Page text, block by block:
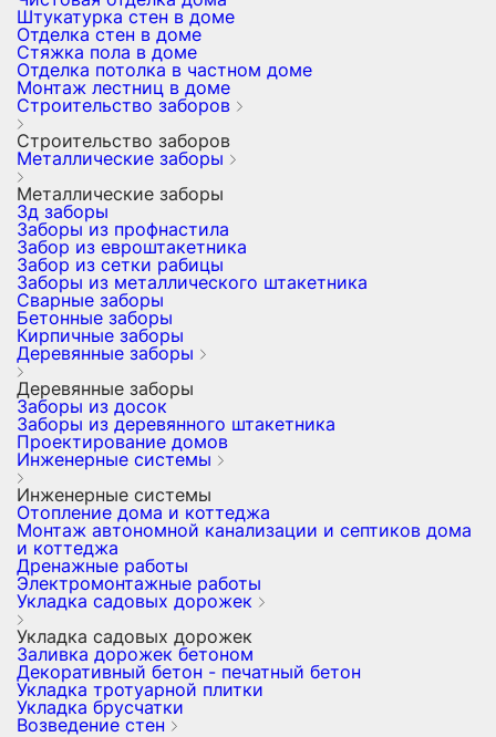
Штукатурка стен в доме
Отделка стен в доме
Стяжка пола в доме
Отделка потолка в частном доме
Монтаж лестниц в доме
Строительство заборов
Строительство заборов
Металлические заборы
Металлические заборы
3д заборы
Заборы из профнастила
Забор из евроштакетника
Забор из сетки рабицы
Заборы из металлического штакетника
Сварные заборы
Бетонные заборы
Кирпичные заборы
Деревянные заборы
Деревянные заборы
Заборы из досок
Заборы из деревянного штакетника
Проектирование домов
Инженерные системы
Инженерные системы
Отопление дома и коттеджа
Монтаж автономной канализации и септиков дома
и коттеджа
Дренажные работы
Электромонтажные работы
Укладка садовых дорожек
Укладка садовых дорожек
Заливка дорожек бетоном
Декоративный бетон - печатный бетон
Укладка тротуарной плитки
Укладка брусчатки
Возведение стен